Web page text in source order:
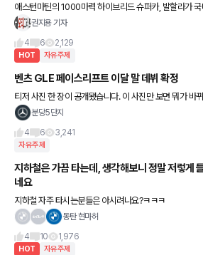
애스턴마틴의 1000마력 하이브리드 슈퍼카, 발할라가
습니다! AMG로부터 공급받는 4.0리터 V8 엔진이 800마력을, 40권지용 기자
4
6 2,129
HOT 자유주제
벤츠 GLE 페이스리프트 이달 말 데뷔 확정
티저 사진 한 장이 공개됐습니다. 이 사진만 보면 뭐가 바뀌었는지 잘
모르겠네요 이 달 이라고 해봤자 일주일도 안남았는데 좀 시원하게
분당5단지
4
6 3,241
자유주제
지하철은 가끔 타는데, 생각해보니 정말 저렇게
네요
지하철 자주 타시는분들은 아시려나요?ㅋㅋㅋ
동탄 현마허
4
10 1,976
HOT 자유주제